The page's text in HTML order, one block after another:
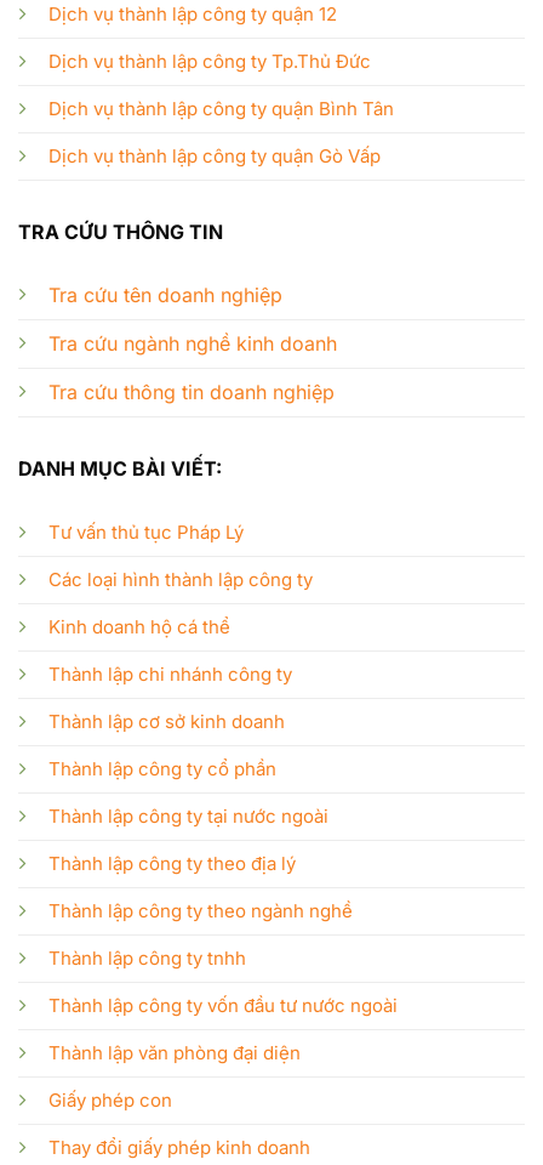
Dịch vụ thành lập công ty quận 12
Dịch vụ thành lập công ty Tp.Thủ Đức
Dịch vụ thành lập công ty quận Bình Tân
Dịch vụ thành lập công ty quận Gò Vấp
TRA CỨU THÔNG TIN
Tra cứu tên doanh nghiệp
Tra cứu ngành nghề kinh doanh
Tra cứu thông tin doanh nghiệp
DANH MỤC BÀI VIẾT:
Tư vấn thủ tục Pháp Lý
Các loại hình thành lập công ty
Kinh doanh hộ cá thể
Thành lập chi nhánh công ty
Thành lập cơ sở kinh doanh
Thành lập công ty cổ phần
Thành lập công ty tại nước ngoài
Thành lập công ty theo địa lý
Thành lập công ty theo ngành nghề
Thành lập công ty tnhh
Thành lập công ty vốn đầu tư nước ngoài
Thành lập văn phòng đại diện
Giấy phép con
Thay đổi giấy phép kinh doanh